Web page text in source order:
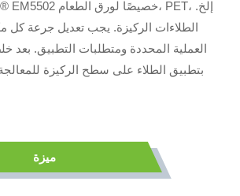
الطلاءات الركيزة. يجب تعديل جرعة
العملية المحددة ومتطلبات التطبيق. بعد
بتطبيق الطلاء على سطح الركيزة
ميزة